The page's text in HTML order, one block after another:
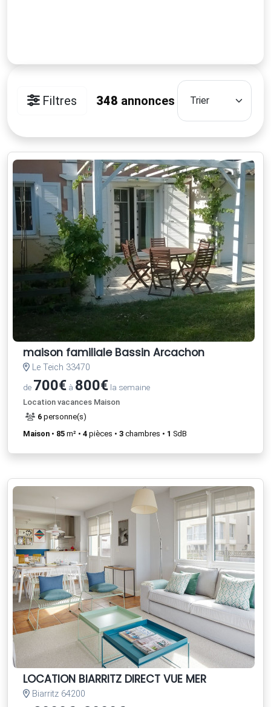
Filtres 348 annonces
maison familiale Bassin Arcachon
Le Teich 33470
de 700€ à 800€ la semaine
Location vacances Maison
6 personne(s)
Maison • 85 m² • 4 pièces • 3 chambres • 1 SdB
LOCATION BIARRITZ DIRECT VUE MER
Biarritz 64200